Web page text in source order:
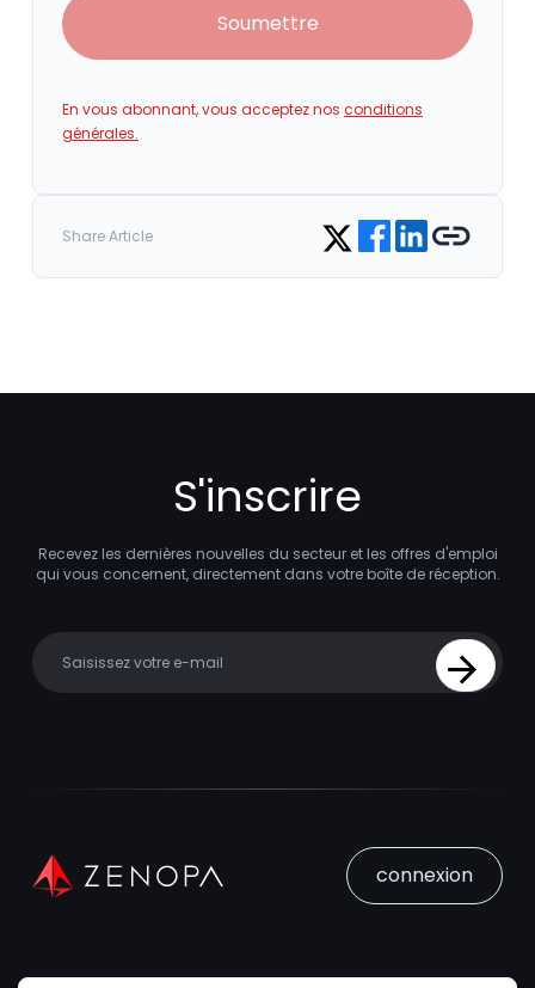
Soumettre
En vous abonnant, vous acceptez nos conditions
générales.
Share Article Share on Twitter
Share on Facebook
Share on LinkedIn
Copy link
S'inscrire
Recevez les dernières nouvelles du secteur et les offres d'emploi
qui vous concernent, directement dans votre boîte de réception.
Sign Up
connexion